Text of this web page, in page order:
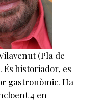
(Pla de
És historiador, es­
gastronòmic. Ha
4 en­